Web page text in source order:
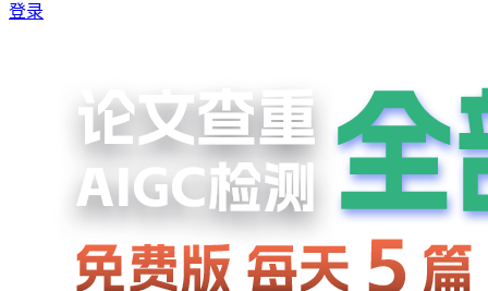
登录